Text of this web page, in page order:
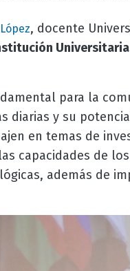
, docente
Universitaria
para la
diarias y su
en temas de
capacidades de
además de